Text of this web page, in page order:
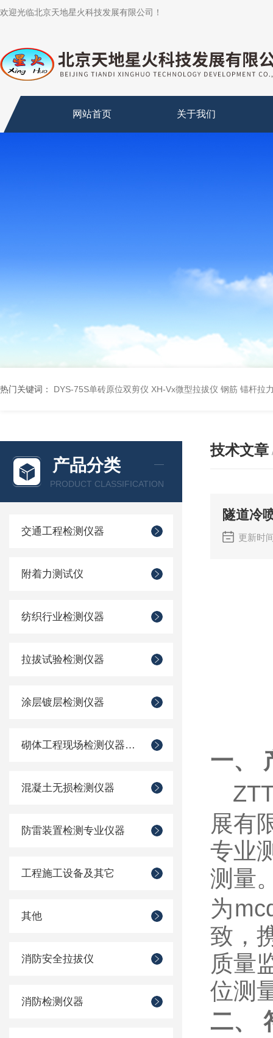
欢迎光临北京天地星火科技发展有限公司！
网站首页 关于我们
热门关键词： DYS-75S单砖原位双剪仪 XH-Vx微型拉拔仪 钢筋 锚杆拉
产品分类
PRODUCT CLASSIFICATION
交通工程检测仪器
附着力测试仪
纺织行业检测仪器
拉拔试验检测仪器
涂层镀层检测仪器
砌体工程现场检测仪器仪表
混凝土无损检测仪器
防雷装置检测专业仪器
工程施工设备及其它
其他
消防安全拉拔仪
消防检测仪器
技术文章
隧道冷
更新时
一、
展有
专业
测量
为
致，
质量
位测
二、